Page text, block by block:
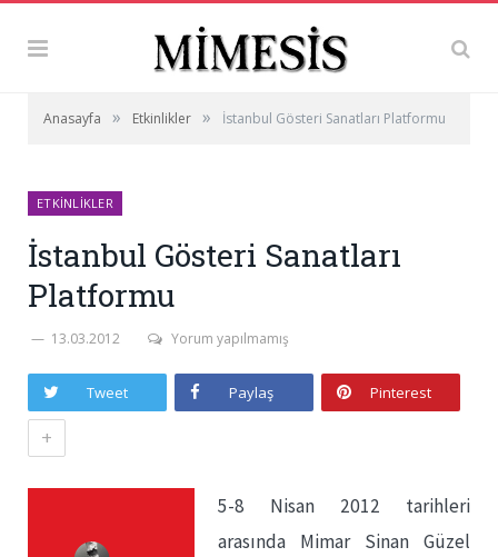
Anasayfa » Etkinlikler » İstanbul Gösteri Sanatları Platformu
ETKINLIKLER
İstanbul Gösteri Sanatları
Platformu
13.03.2012 Yorum yapılmamış
Tweet Paylaş Pinterest
+
5-8 Nisan 2012 tarihleri
arasında Mimar Sinan Güzel